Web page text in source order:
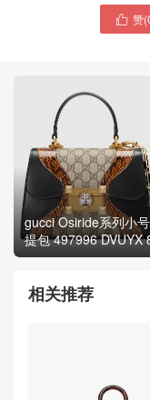
 赞(
gucci Osiride系列小
提包 497996 DVUYX
相关推荐